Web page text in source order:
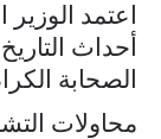
اعتمد
أحداث
الصحابة
محاولات